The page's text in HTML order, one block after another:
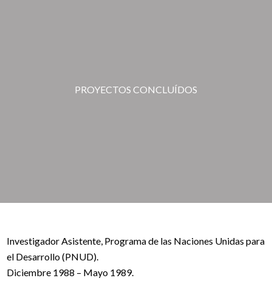
PROYECTOS CONCLUÍDOS
Investigador Asistente, Programa de las Naciones Unidas para
el Desarrollo (PNUD).
Diciembre 1988 – Mayo 1989.